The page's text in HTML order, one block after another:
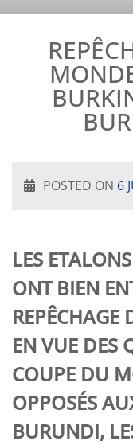
POSTED ON 6
LES
ONT BIEN
REPÊCHAGE
EN VUE DES
COUPE DU
OPPOSÉS
BURUNDI,